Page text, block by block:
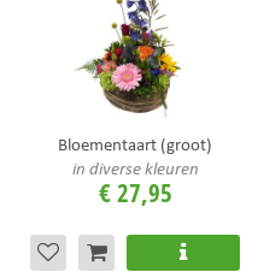
Bloementaart (groot)
in diverse kleuren
€27,95